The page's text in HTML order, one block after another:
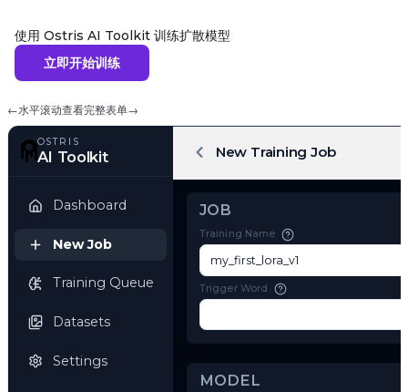
使用 Ostris AI Toolkit 训练扩散模型
立即开始训练
←水平滚动查看完整表单→
AI Toolkit
JOB
Training Name